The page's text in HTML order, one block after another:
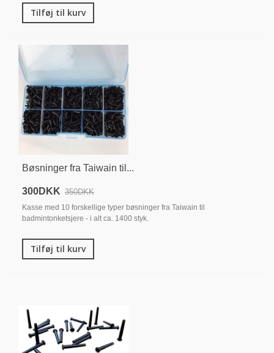
Tilføj til kurv
Bøsninger fra Taiwain til...
300DKK 350DKK
Kasse med 10 forskellige typer bøsninger fra Taiwain til
badmintonketsjere - i alt ca. 1400 styk.
Tilføj til kurv